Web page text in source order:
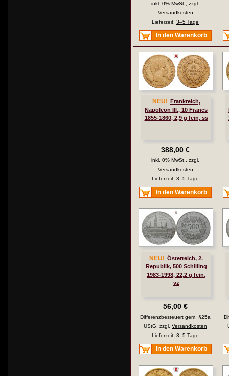
inkl. 0% MwSt., zzgl.
Versandkosten
Lieferzeit: 3–5 Tage
In den Warenkorb
NEU!
Frankreich,
Napoleon III., 10 Francs
1855-1860, 2,9 g fein, ss
388,00 €
inkl. 0% MwSt., zzgl.
Versandkosten
Lieferzeit: 3–5 Tage
In den Warenkorb
NEU! Österreich, 2.
Republik, 500 Schilling
1983-1998, 22,2 g fein,
vz
56,00 €
Differenzbesteuert gem. §25a
UStG, zzgl. Versandkosten
Lieferzeit: 3–5 Tage
In den Warenkorb